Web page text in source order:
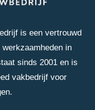
is een vertrouwd
in
sinds 2001 en is
vakbedrijf voor